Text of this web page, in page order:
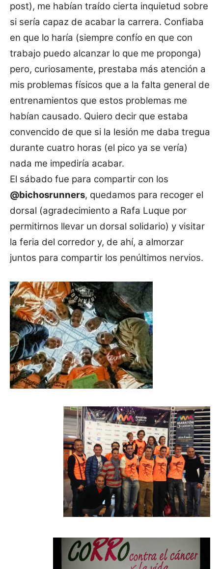
post), me habían traído cierta inquietud sobre
si sería capaz de acabar la carrera. Confiaba
en que lo haría (siempre confío en que con
trabajo puedo alcanzar lo que me proponga)
pero, curiosamente, prestaba más atención a
mis problemas físicos que a la falta general de
entrenamientos que estos problemas me
habían causado. Quiero decir que estaba
convencido de que si la lesión me daba tregua
durante cuatro horas (el pico ya se vería)
nada me impediría acabar.
El sábado fue para compartir con los
@bichosrunners, quedamos para recoger el
dorsal (agradecimiento a Rafa Luque por
permitirnos llevar un dorsal solidario) y visitar
la feria del corredor y, de ahí, a almorzar
juntos para compartir los penúltimos nervios.